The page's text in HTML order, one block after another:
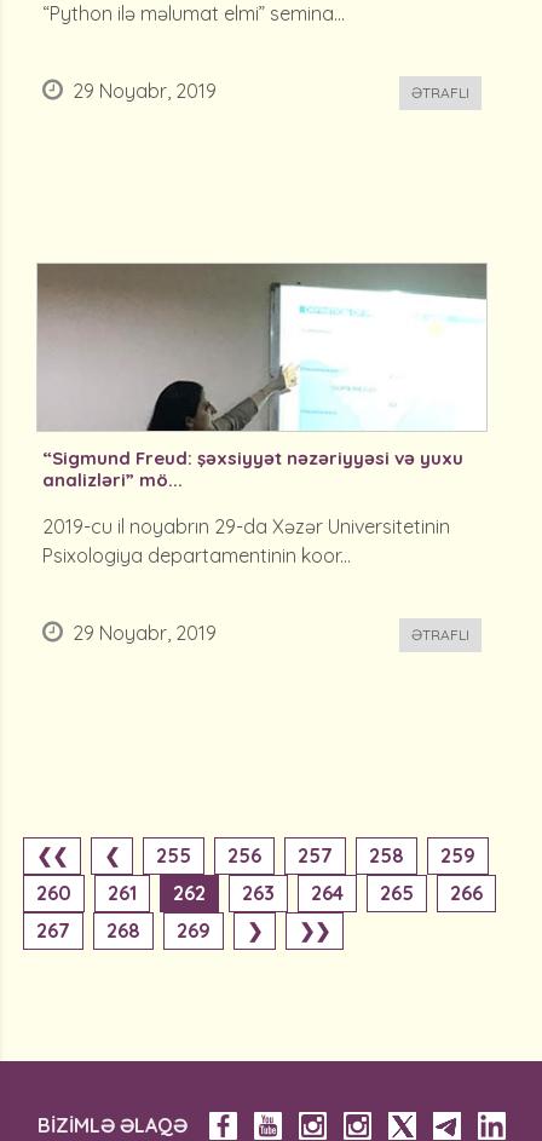
“Python ilə məlumat elmi” semina...
29 Noyabr, 2019 ƏTRAFLI
“Sigmund Freud: şəxsiyyət nəzəriyyəsi və yuxu
analizləri” mö...
2019-cu il noyabrın 29-da Xəzər Universitetinin
Psixologiya departamentinin koor...
29 Noyabr, 2019 ƏTRAFLI
❮❮ ❮ 255 256 257 258
259
260
261 262 263 264 265
266
267
268 269 ❯ ❯❯
BİZİMLƏ ƏLAQƏ